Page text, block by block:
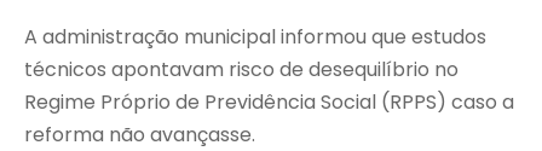
A administração municipal informou que estudos
técnicos apontavam risco de desequilíbrio no
Regime Próprio de Previdência Social (RPPS) caso a
reforma não avançasse.